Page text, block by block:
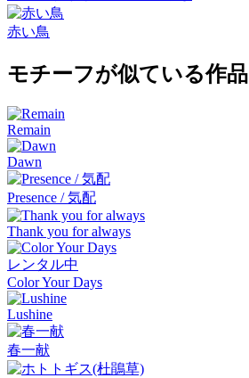
赤い鳥
モチーフが似ている作品
Remain
Dawn
Presence / 気配
Thank you for always
レンタル中
Color Your Days
Lushine
春一献